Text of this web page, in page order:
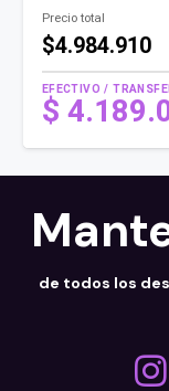
Precio total
$4.984.910
EFECTIVO /
$
de todos los